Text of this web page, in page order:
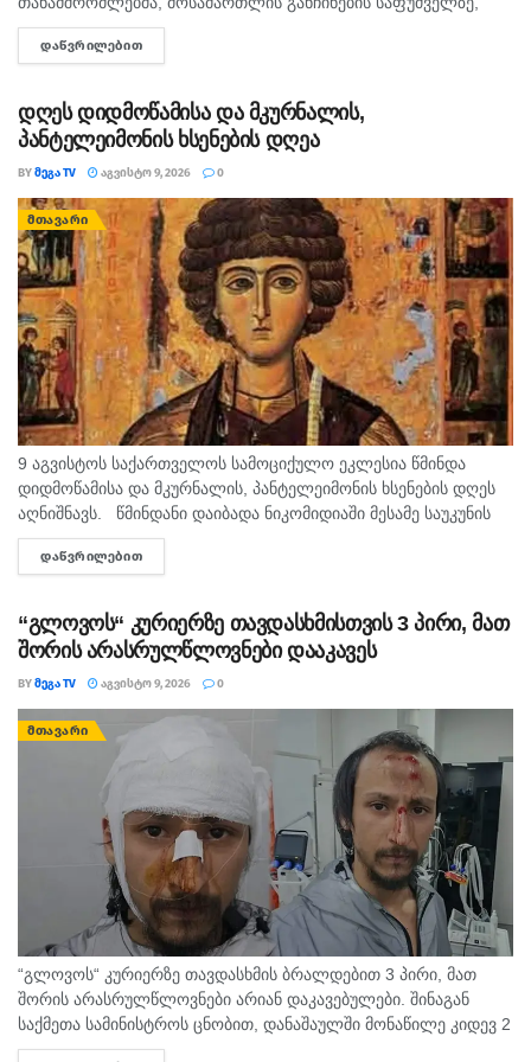
ყაჩაღობის ბრალდებით, წარსულში სხვადასხვა
დანაშაულისთვის ნასამართლევი პირი დააკავეს. ინფორმაციას
რომ...
ᲓᲐᲬᲕᲠᲘᲚᲔᲑᲘᲗ
დღეს დიდმოწამისა და მკურნალის,
პანტელეიმონის ხსენების დღეა
BYᲛᲔᲒᲐ TV ᲐᲒᲕᲘᲡᲢᲝ 9, 2026 0
ᲛᲗᲐᲕᲐᲠᲘ
9 აგვისტოს საქართველოს სამოციქულო ეკლესია წმინდა
დიდმოწამისა და მკურნალის, პანტელეიმონის ხსენების დღეს
აღნიშნავს. წმინდანი დაიბადა ნიკომიდიაში მესამე საუკუნის
მეორე ნახევარში. არ არსებობს ტაძარი, რომელშიც არ იყოს
დაბრძანებული ნიკომიდიელი მკურნალის,...
ᲓᲐᲬᲕᲠᲘᲚᲔᲑᲘᲗ
“გლოვოს“ კურიერზე თავდასხმისთვის 3 პირი, მათ
შორის არასრულწლოვნები დააკავეს
BYᲛᲔᲒᲐ TV ᲐᲒᲕᲘᲡᲢᲝ 9, 2026 0
ᲛᲗᲐᲕᲐᲠᲘ
“გლოვოს“ კურიერზე თავდასხმის ბრალდებით 3 პირი, მათ
შორის არასრულწლოვნები არიან დაკავებულები. შინაგან
საქმეთა სამინისტროს ცნობით, დანაშაულში მონაწილე კიდევ 2
პირის დაკავების მიზნით შესაბამისი ღონისძიებები ტარდება.